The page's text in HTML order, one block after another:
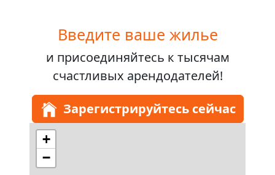
Введите ваше жилье
и присоединяйтесь к тысячам
счастливых арендодателей!
Зарегистрируйтесь сейчас
+
−